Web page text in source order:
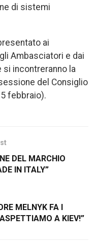
di sistemi
ai
Ambasciatori e dai
si incontreranno la
del Consiglio
febbraio).
DEL MARCHIO
IN ITALY”
MELNYK FA I
A KIEV!”